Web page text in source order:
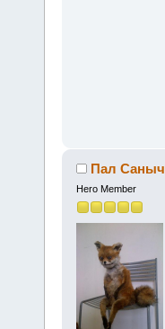
Пал Саныч
Hero Member